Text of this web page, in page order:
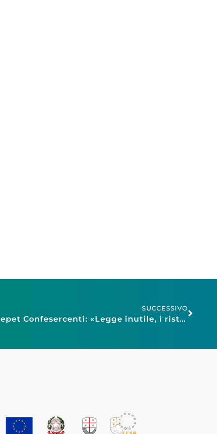
SUCCESSIVO
Obbligo di doggy bag, Fiepet Confesercenti: «Legge inutile, i ristoratori la forniscono già»